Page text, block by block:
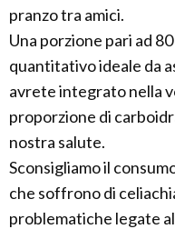
pranzo tra amici.
Una porzione pari ad
quantitativo ideale da
avrete integrato nella
proporzione di
nostra salute.
Sconsigliamo il
che soffrono di
problematiche legate